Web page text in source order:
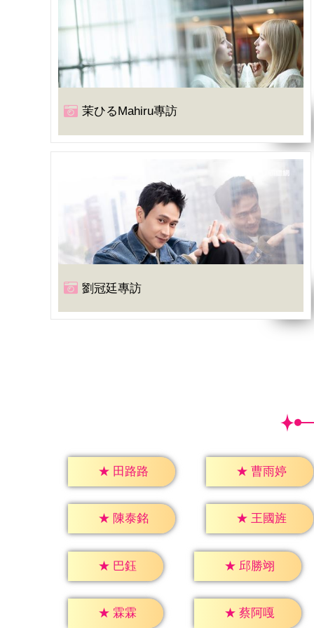
茉ひるMahiru專訪
劉冠廷專訪
★ 田路路 ★ 曹雨婷
★ 陳泰銘 ★ 王國旌
★ 巴鈺 ★ 邱勝翊
★ 霖霖 ★ 蔡阿嘎